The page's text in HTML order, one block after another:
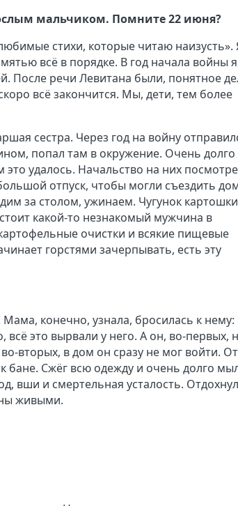
мальчиком. Помните 22 июня?
стихи, которые читаю наизусть».
всё в порядке. В год начала войны я
После речи Левитана были, понятное
всё закончится. Мы, дети, тем более
сестра. Через год на войну
попал там в окружение. Очень долго
удалось. Начальство на них
отпуск, чтобы могли съездить
за столом, ужинаем. Чугунок
какой-то незнакомый мужчина в
очистки и всякие пищевые
горстями зачерпывать, есть эту
конечно, узнала, бросилась к нему:
это вырвали у него. А он, во-первых,
вторых, в дом он сразу не мог войти.
бане. Сжёг всю одежду и очень долго
вши и смертельная усталость.
живыми.